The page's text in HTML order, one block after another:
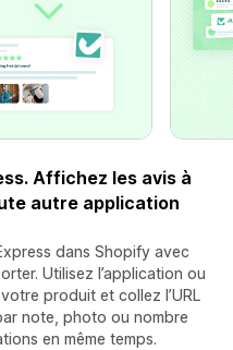
Affichez les avis à
autre application
dans Shopify avec
Utilisez l’application ou
produit et collez l’URL
note, photo ou nombre
en même temps.